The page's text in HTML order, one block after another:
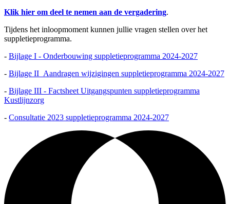
Klik hier om deel te nemen aan de vergadering.
Tijdens het inloopmoment kunnen jullie vragen stellen over het
suppletieprogramma.
- Bijlage I - Onderbouwing suppletieprogramma 2024-2027
- Bijlage II_Aandragen wijzigingen suppletieprogramma 2024-2027
- Bijlage III - Factsheet Uitgangspunten suppletieprogramma
Kustlijnzorg
- Consultatie 2023 suppletieprogramma 2024-2027